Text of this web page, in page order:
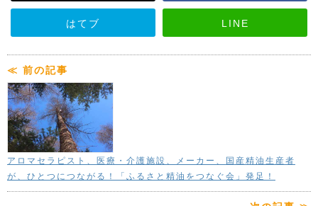
はてブ LINE
≪ 前の記事
アロマセラピスト、医療・介護施設、メーカー、国産精油生産者
が、ひとつにつながる！「ふるさと精油をつなぐ会」発足！